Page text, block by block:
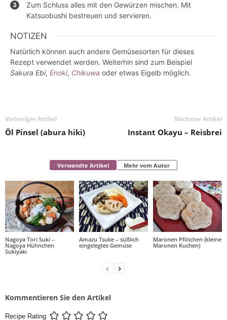
Zum Schluss alles mit den Gewürzen mischen. Mit
Katsuobushi bestreuen und servieren.
NOTIZEN
Natürlich können auch andere Gemüsesorten für dieses
Rezept verwendet werden. Weiterhin sind zum Beispiel
Sakura Ebi, Enoki, Chikuwa oder etwas Eigelb möglich.
Vorheriger Artikel
Öl Pinsel (abura hiki)
Nächster Artikel
Instant Okayu – Reisbrei
Verwandte Artikel Mehr vom Autor
Nagoya Tori Suki –
Nagoya Hühnchen
Sukiyaki
Amazu Tsuke – süßlich
eingelegtes Gemüse
Maronen Pfötchen (kleine
Maronen Kuchen)
Kommentieren Sie den Artikel
Recipe Rating